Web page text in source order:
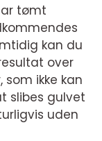
tømt
kan du
over
ikke kan
slibes gulvet
uden